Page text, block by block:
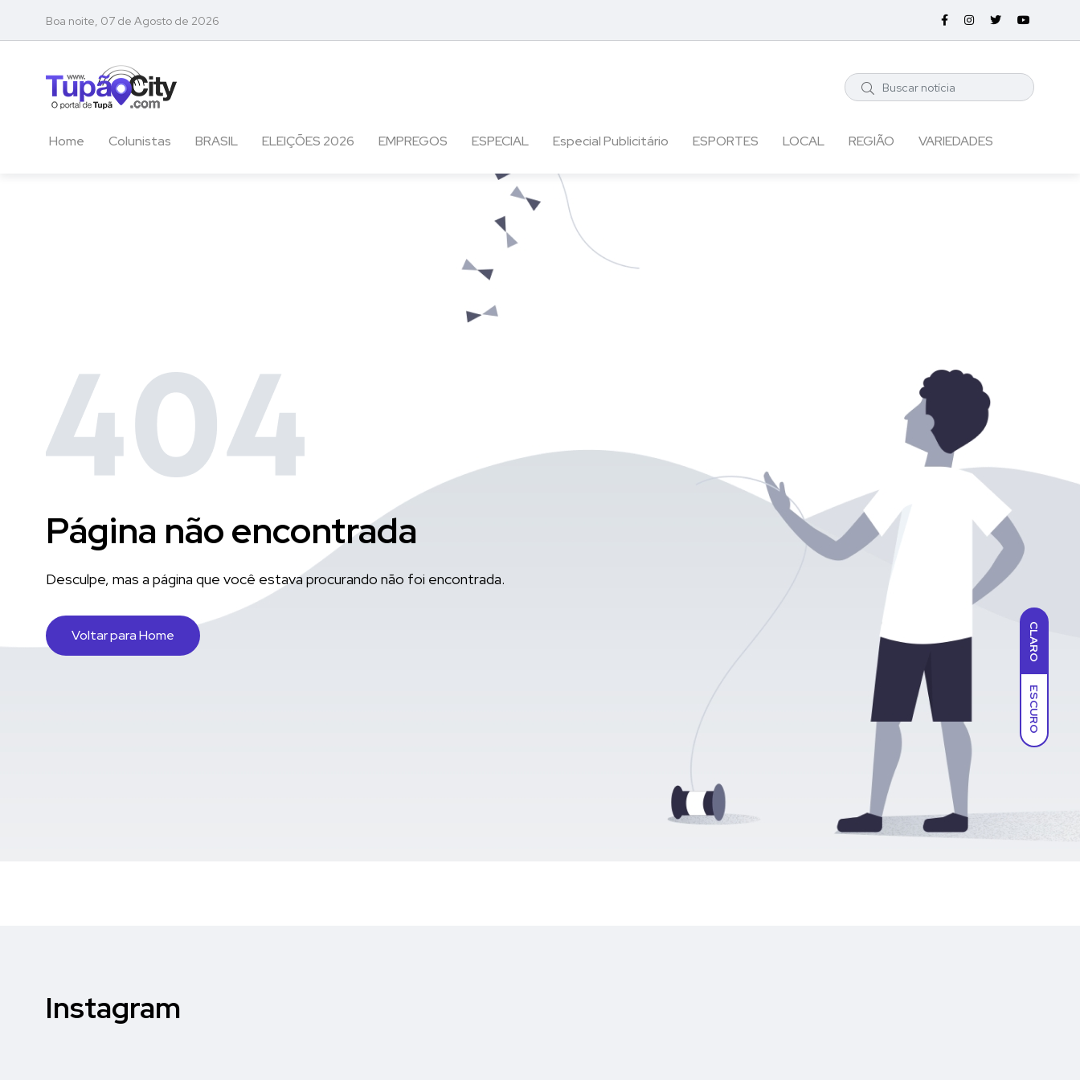
CLARO
ESCURO
Boa noite, 07 de Agosto de 2026
Home Colunistas BRASIL ELEIÇÕES 2026 EMPREGOS ESPECIAL Especial Publicitário ESPORTES LOCAL REGIÃO VARIEDADES
Página não encontrada
Desculpe, mas a página que você estava procurando não foi encontrada.
Voltar para Home
Instagram